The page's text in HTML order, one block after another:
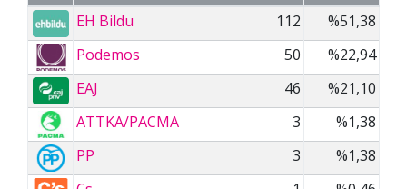
EH Bildu
112
%51,38
Podemos
50
%22,94
EAJ
46
%21,10
ATTKA/PACMA
3
%1,38
PP
3
%1,38